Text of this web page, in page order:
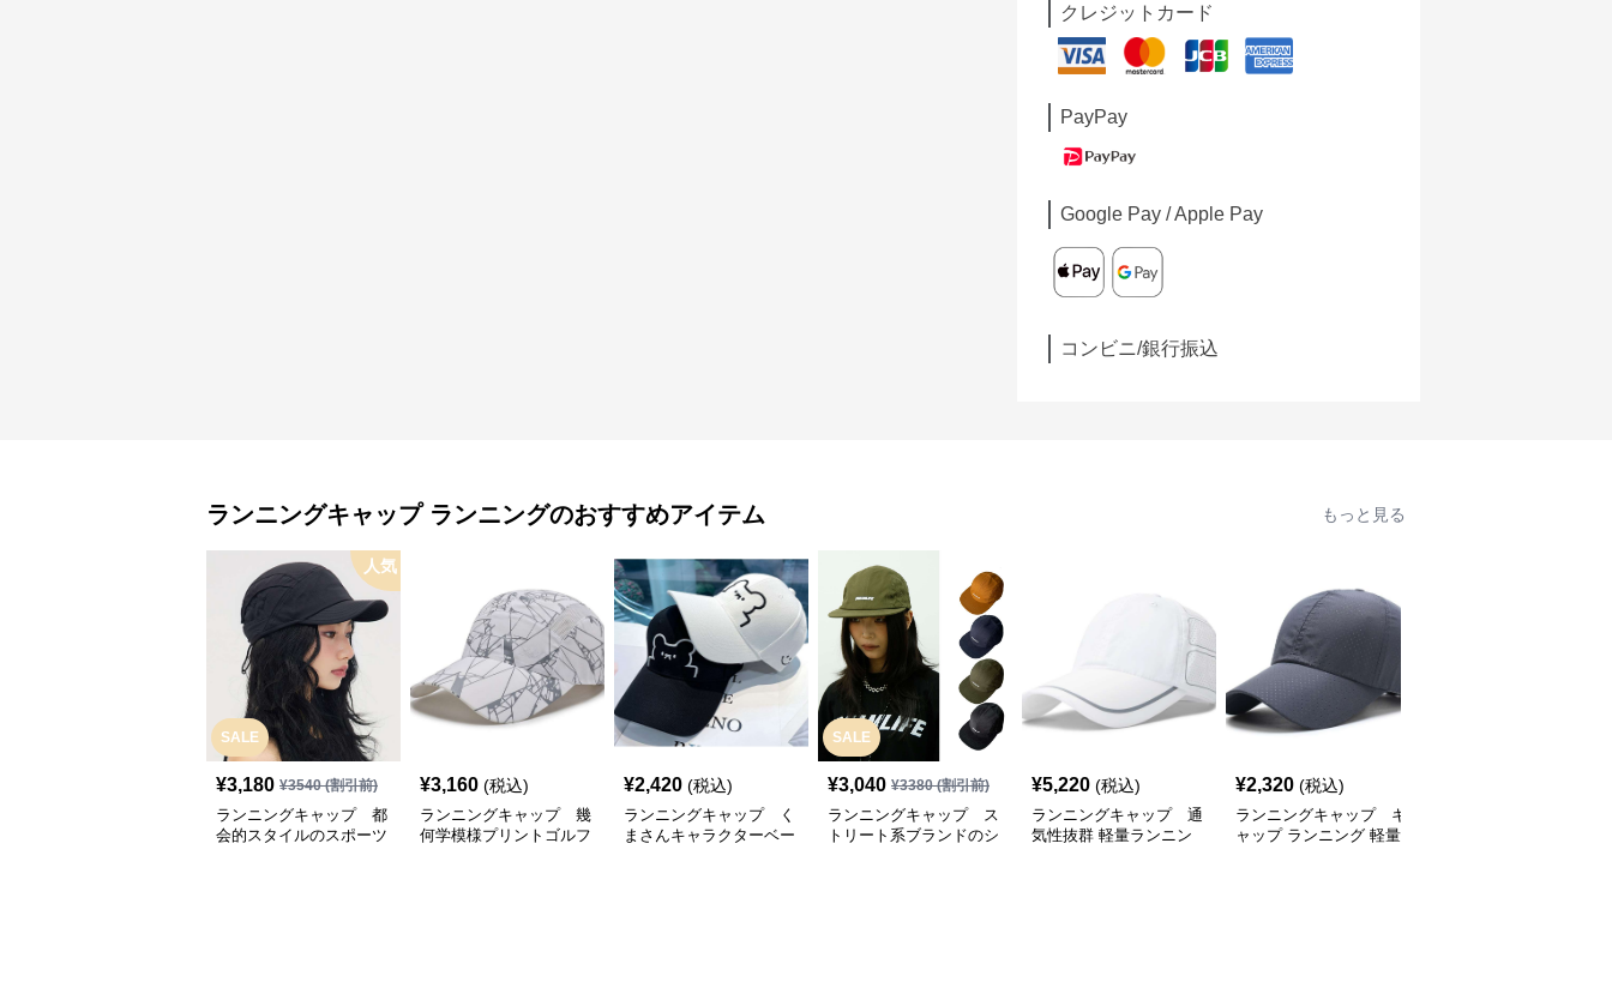
クレジットカード
PayPay
Google Pay / Apple Pay
コンビニ/銀行振込
ランニングキャップ ランニングのおすすめアイテム もっと見る
SALE
人気
¥3,180 ¥3540(割引前)
ランニングキャップ 都
会的スタイルのスポーツ
¥3,160 (税込)
ランニングキャップ 幾
何学模様プリントゴルフ
¥2,420 (税込)
ランニングキャップ く
まさんキャラクターベー
SALE
¥3,040 ¥3380(割引前)
ランニングキャップ ス
トリート系ブランドのシ
¥5,220 (税込)
ランニングキャップ 通
気性抜群 軽量ランニン
¥2,320 (税込)
ランニングキャップ キ
ャップ ランニング 軽量